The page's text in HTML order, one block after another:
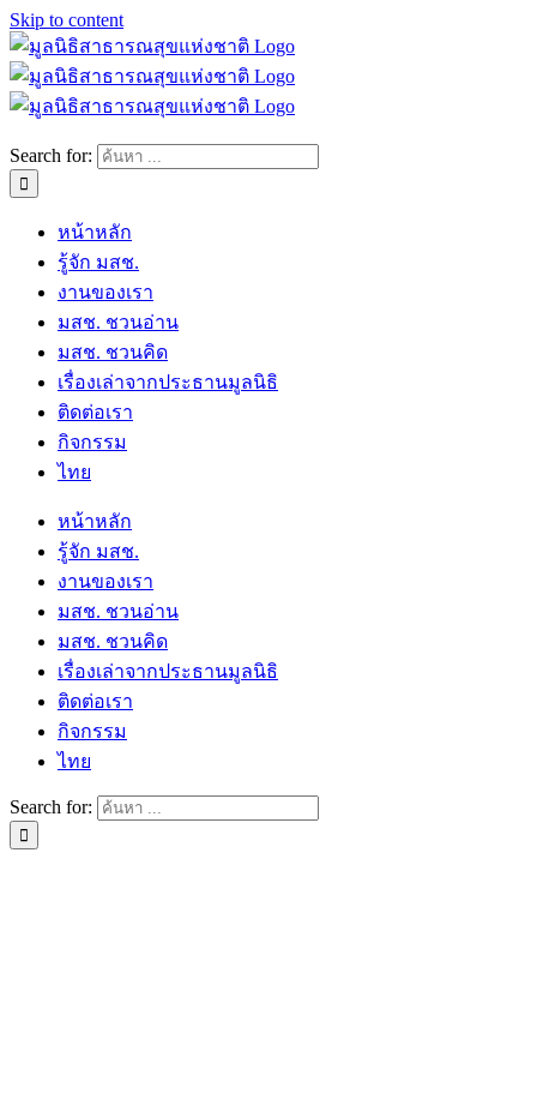
Skip to content
Search for:
หน้าหลัก
รู้จัก มสช.
งานของเรา
มสช. ชวนอ่าน
มสช. ชวนคิด
เรื่องเล่าจากประธานมูลนิธิ
ติดต่อเรา
กิจกรรม
ไทย
หน้าหลัก
รู้จัก มสช.
งานของเรา
มสช. ชวนอ่าน
มสช. ชวนคิด
เรื่องเล่าจากประธานมูลนิธิ
ติดต่อเรา
กิจกรรม
ไทย
Search for: